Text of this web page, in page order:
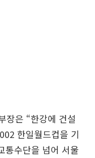
장은 “한강에 건설
한일월드컵을 기
통수단을 넘어 서울